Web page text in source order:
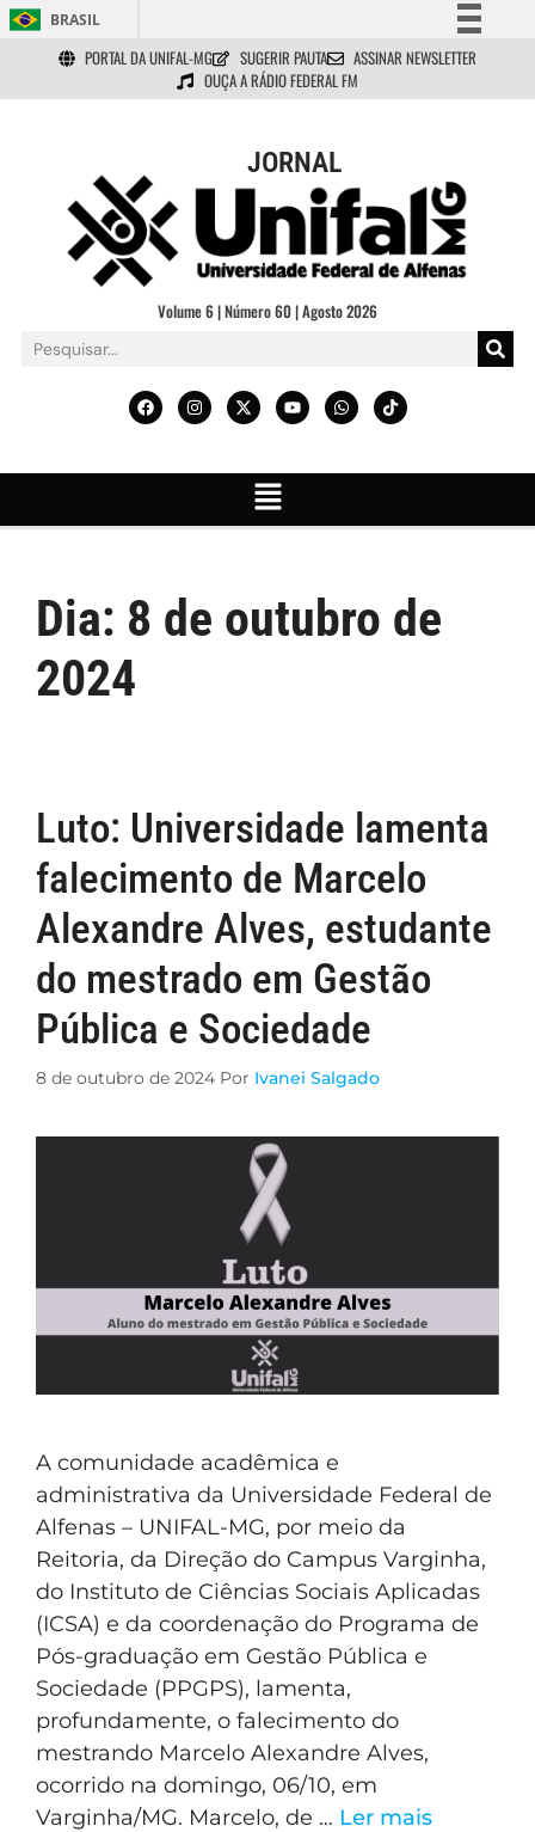
BRASIL
Simplifique!
Comunica BR
Acesso à informação
Legislação
Canais
PORTAL DA UNIFAL-MG SUGERIR PAUTA
ASSINAR NEWSLETTER
OUÇA A RÁDIO FEDERAL FM
JORNAL
Volume 6 | Número 60 | Agosto 2026
Dia: 8 de outubro de
2024
Luto: Universidade lamenta
falecimento de Marcelo
Alexandre Alves, estudante
do mestrado em Gestão
Pública e Sociedade
8 de outubro de 2024 Por Ivanei Salgado
A comunidade acadêmica e
administrativa da Universidade Federal de
Alfenas – UNIFAL-MG, por meio da
Reitoria, da Direção do Campus Varginha,
do Instituto de Ciências Sociais Aplicadas
(ICSA) e da coordenação do Programa de
Pós-graduação em Gestão Pública e
Sociedade (PPGPS), lamenta,
profundamente, o falecimento do
mestrando Marcelo Alexandre Alves,
ocorrido na domingo, 06/10, em
Varginha/MG. Marcelo, de … Ler mais